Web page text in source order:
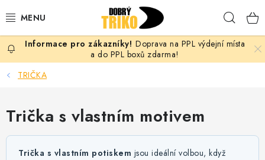
na
PRO ŽENY
PRO MUŽE
PRO DĚTI
Doprava na PPL výdejní místa
a do PPL boxů zdarma!
TRIČKA
Trička s vlastním motivem
Trička s vlastním potiskem jsou ideální volbou, když